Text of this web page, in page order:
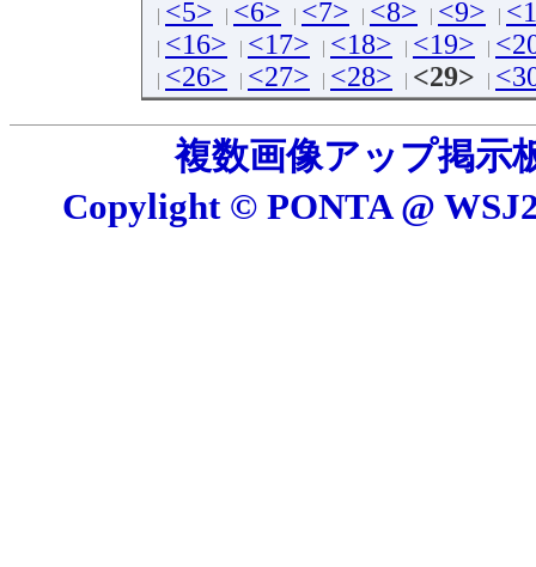
<5>
<6> <7> <8> <9>
<16>
<17> <18> <19>
<26>
<27> <28> <29>
複数画像アップ掲示
Copylight © PONTA @